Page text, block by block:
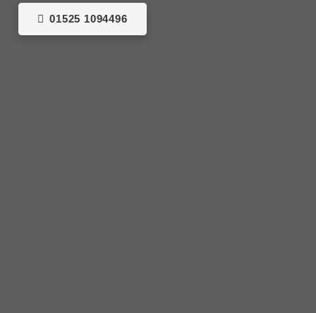
01525 1094496